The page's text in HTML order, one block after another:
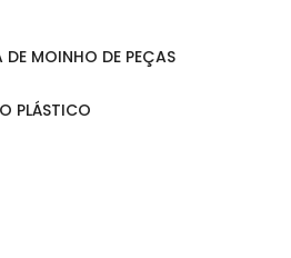
DE MOINHO DE PEÇAS
PLÁSTICO